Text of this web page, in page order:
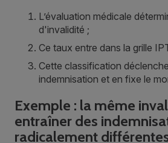
L’évaluation médicale
d'invalidité ;
Ce taux entre dans la grille
Cette classification
indemnisation et en fixe le
Exemple : la même
entraîner des
radicalement